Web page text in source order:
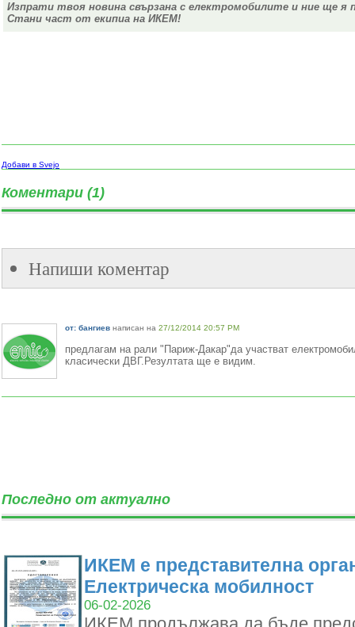
Изпрати твоя новина свързана с електромобилите и ние ще я
Стани част от екипиа на ИКЕМ!
Добави в Svejo
Коментари (1)
Напиши коментар
от: бангиев написан на 27/12/2014 20:57 PM
предлагам на рали "Париж-Дакар"да участват
класически ДВГ.Резултата ще е видим.
Последно от актуално
ИКЕМ е представителна
Електрическа мобилност
06-02-2026